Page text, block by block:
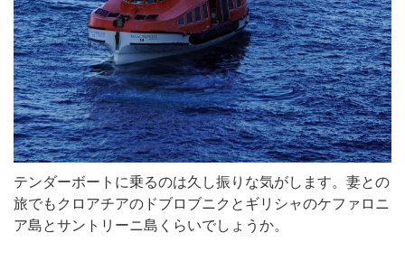
テンダーボートに乗るのは久し振りな気がします。妻との
旅でもクロアチアのドブロブニクとギリシャのケファロニ
ア島とサントリーニ島くらいでしょうか。